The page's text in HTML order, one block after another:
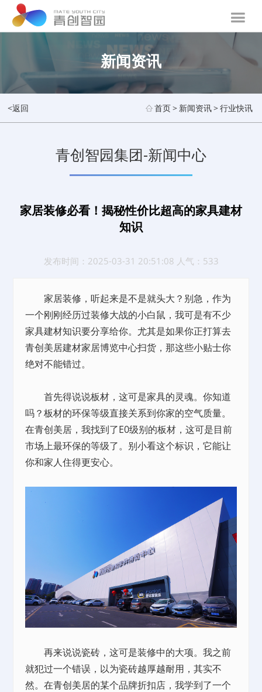
新闻资讯
<返回 首页> 新闻资讯>行业快讯
青创智园集团-新闻中心
家居装修必看！揭秘性价比超高的家具建材
知识
发布时间：2025-03-31 20:51:08 人气：533
家居装修，听起来是不是就头大？别急，作为
一个刚刚经历过装修大战的小白鼠，我可是有不少
家具建材知识要分享给你。尤其是如果你正打算去
青创美居建材家居博览中心扫货，那这些小贴士你
绝对不能错过。
首先得说说板材，这可是家具的灵魂。你知道
吗？板材的环保等级直接关系到你家的空气质量。
在青创美居，我找到了E0级别的板材，这可是目前
市场上最环保的等级了。别小看这个标识，它能让
你和家人住得更安心。
再来说说瓷砖，这可是装修中的大项。我之前
就犯过一个错误，以为瓷砖越厚越耐用，其实不
然。在青创美居的某个品牌折扣店，我学到了一个